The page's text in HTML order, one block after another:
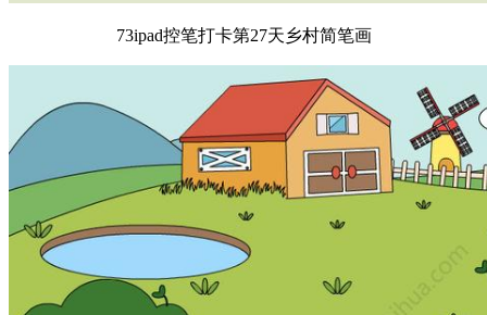
73ipad控笔打卡第27天乡村简笔画